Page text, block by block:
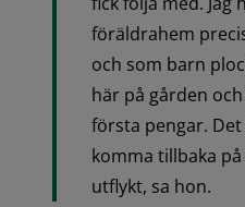
föräldrahem
och som barn
här på gården
första pengar.
komma tillbaka
utflykt, sa hon.